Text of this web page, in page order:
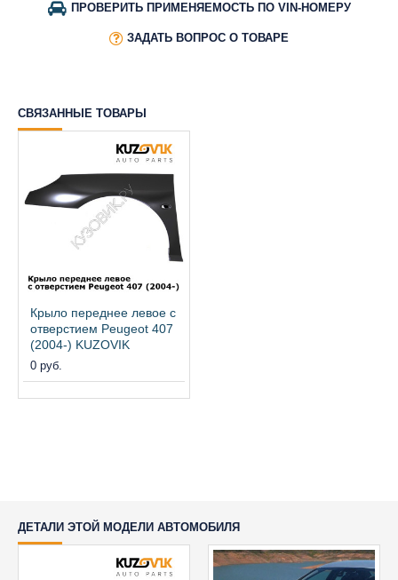
ПРОВЕРИТЬ ПРИМЕНЯЕМОСТЬ ПО VIN-НОМЕРУ
ЗАДАТЬ ВОПРОС О ТОВАРЕ
СВЯЗАННЫЕ ТОВАРЫ
Крыло переднее левое с
отверстием Peugeot 407
(2004-) KUZOVIK
0 руб.
ДЕТАЛИ ЭТОЙ МОДЕЛИ АВТОМОБИЛЯ